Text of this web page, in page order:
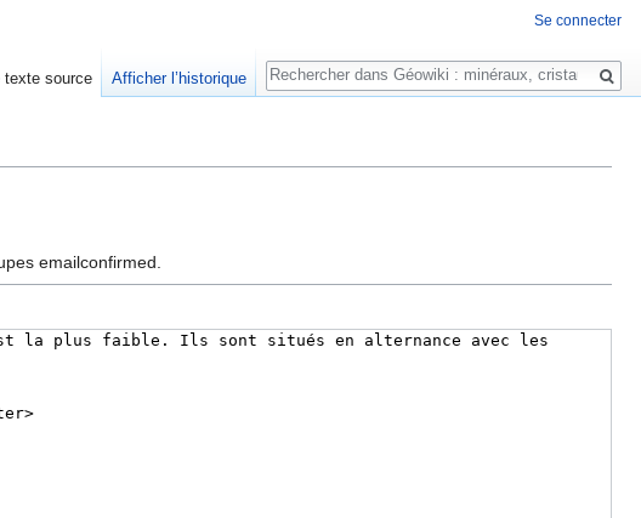
emailconfirmed.
Se connecter
texte source Afficher l’historique
Rechercher